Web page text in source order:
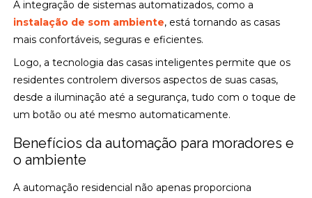
A integração de sistemas automatizados, como a
instalação de som ambiente, está tornando as casas
mais confortáveis, seguras e eficientes.
Logo, a tecnologia das casas inteligentes permite que os
residentes controlem diversos aspectos de suas casas,
desde a iluminação até a segurança, tudo com o toque de
um botão ou até mesmo automaticamente.
Benefícios da automação para moradores e
o ambiente
A automação residencial não apenas proporciona